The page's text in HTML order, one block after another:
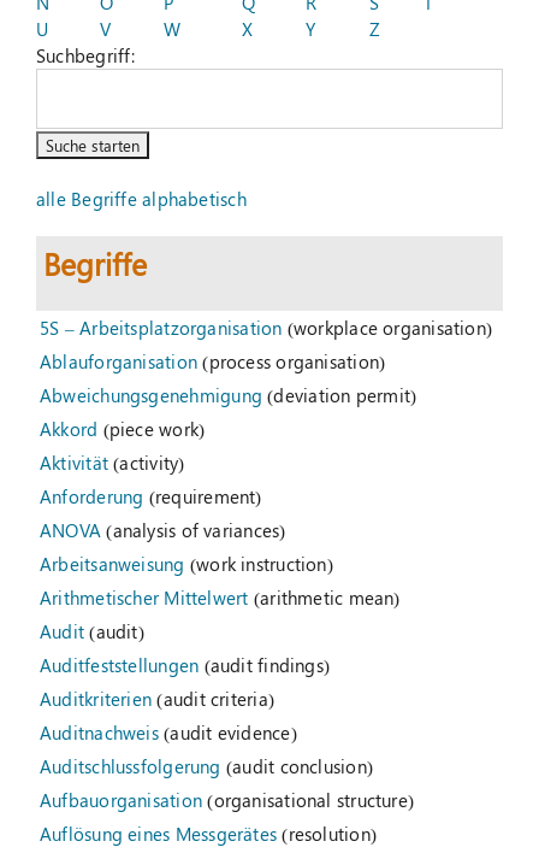
Suche
nach:
U
V W X Y
Z
Suchbegriff:
alle Begriffe alphabetisch
Begriffe
5S – Arbeitsplatzorganisation (workplace organisation)
Ablauforganisation (process organisation)
Abweichungsgenehmigung (deviation permit)
Akkord (piece work)
Aktivität (activity)
Anforderung (requirement)
ANOVA (analysis of variances)
Arbeitsanweisung (work instruction)
Arithmetischer Mittelwert (arithmetic mean)
Audit (audit)
Auditfeststellungen (audit findings)
Auditkriterien (audit criteria)
Auditnachweis(audit evidence)
Auditschlussfolgerung (audit conclusion)
Aufbauorganisation (organisational structure)
Auflösung eines Messgerätes (resolution)